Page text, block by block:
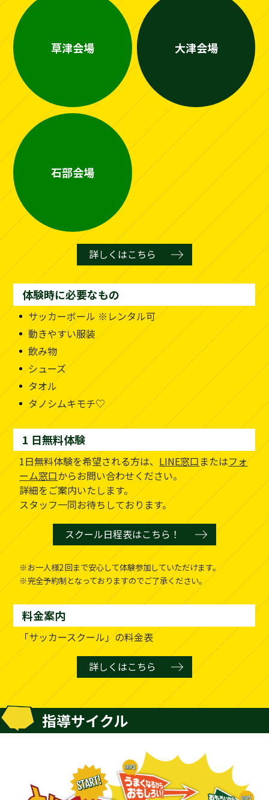
草津会場 大津会場
石部会場
詳しくはこちら
体験時に必要なもの
サッカーボール ※レンタル可
動きやすい服装
飲み物
シューズ
タオル
タノシムキモチ♡
1 日無料体験
1日無料体験を希望される方は、 LINE窓口 またはフォ
ーム窓口からお問い合わせください。
詳細をご案内いたします。
スタッフ一同お待ちしております。
スクール日程表はこちら！
お一人様2 回まで安心して体験参加していただけます。
完全予約制となっておりますのでご了承ください。
料金案内
「サッカースクール」の料金表
詳しくはこちら
指導サイクル